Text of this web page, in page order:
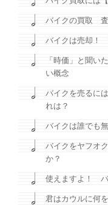
バイクの買取 査
バイクは売却！
「時価」と聞い
い概念
バイクを売るに
れは？
バイクは誰でも
バイクをヤフオ
か？
使えますよ！ バ
君はカウルに何